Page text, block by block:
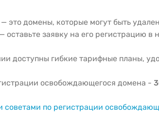
— это домены, которые могут быть
заявку на его регистрацию
доступны гибкие тарифные планы,
освобождающегося домена -
советами по регистрации